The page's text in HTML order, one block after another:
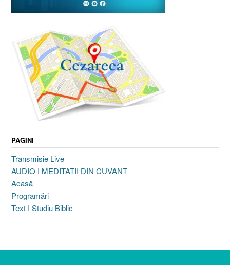
PAGINI
Transmisie Live
AUDIO I MEDITATII DIN CUVANT
Acasă
Programări
Text I Studiu Biblic